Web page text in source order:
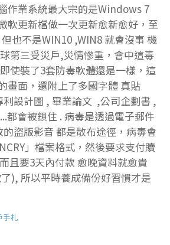
作業系統最大宗的是Windows 7
軟更新檔做一次更新愈新愈好，至
也不是WIN10 ,WIN8 就會沒事 機
第三受災戶,災情慘重，會中這毒
使裝了3套防毒軟體還是一樣，這
畫面，還附上了多國字體 真貼
利設計圖 , 畢業論文 ,公司企劃書 ,
都會被鎖住 . 病毒是透過電子郵件
盜版影音 都是散布途徑，病毒會
」檔案格式，然後要求支付贖
且要3天內付款 愈晚資料就愈貴
), 所以平時養成備份好習慣才是
手札